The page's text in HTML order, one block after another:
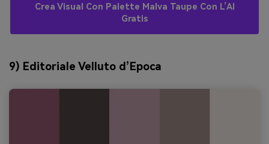
Crea Visual Con Palette Malva Taupe Con L’AI
Gratis
9) Editoriale Velluto d’Epoca